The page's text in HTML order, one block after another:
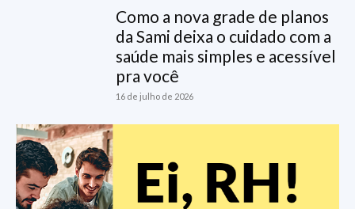
Como a nova grade de planos
da Sami deixa o cuidado com a
saúde mais simples e acessível
pra você
16 de julho de 2026